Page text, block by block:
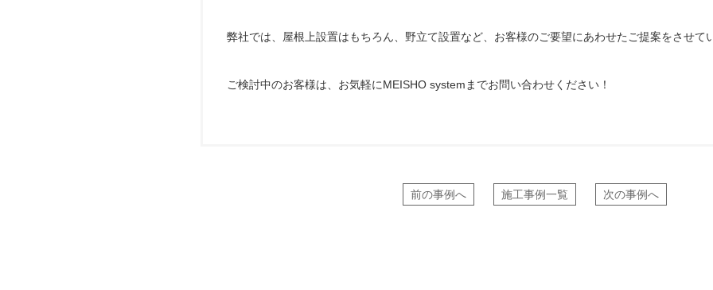
弊社では、屋根上設置はもちろん、野立て設置など、お客様のご要望にあわせたご提案をさせて
ご検討中のお客様は、お気軽にMEISHO systemまでお問い合わせください！
前の事例へ 施工事例一覧 次の事例へ